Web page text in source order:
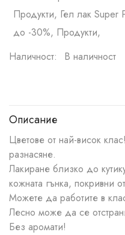
Продукти, Гел лак Super
до -30%, Продукти,
Наличност:
В наличност
Описание
Цветове от най-висок
разнасяне.
Лакиране близко до
кожната гънка, покривни
Можете да работите в
Лесно може да се
Без аромати!